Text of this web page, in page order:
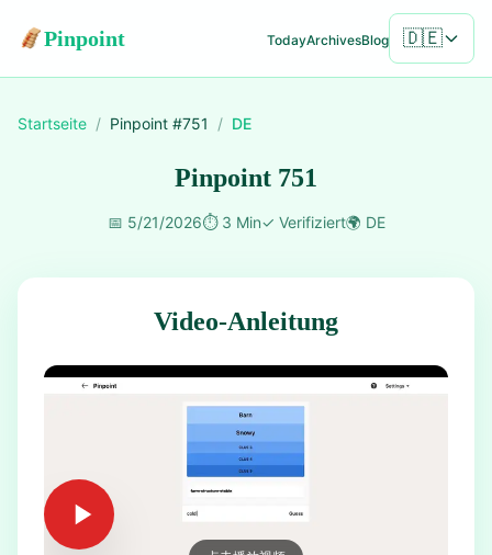
Pinpoint TodayArchivesBlog 🇩🇪
Startseite / Pinpoint #751 / DE
Pinpoint 751
📅 5/21/2026⏱️ 3 Min✓ Verifiziert🌍 DE
Video-Anleitung